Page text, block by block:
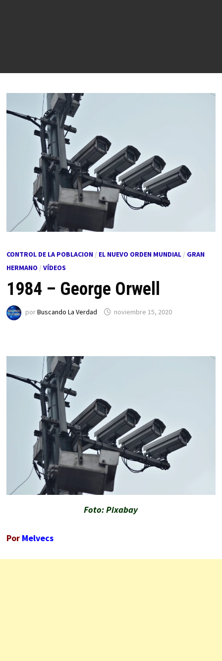
CONTROL DE LA POBLACION/ EL NUEVO ORDEN MUNDIAL/ GRAN
HERMANO / VÍDEOS
1984 – George Orwell
porBuscando La Verdad noviembre 15, 2020
Foto: Pixabay
Por Melvecs